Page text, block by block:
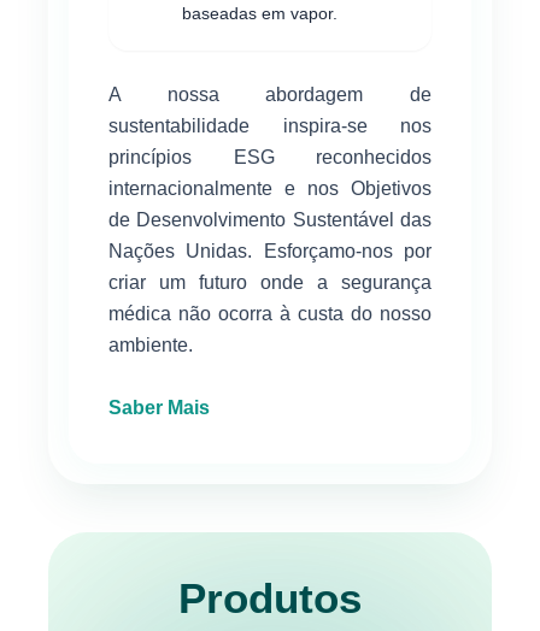
baseadas em vapor.
A nossa abordagem de
sustentabilidade inspira-se nos
princípios ESG reconhecidos
internacionalmente e nos Objetivos
de Desenvolvimento Sustentável das
Nações Unidas. Esforçamo-nos por
criar um futuro onde a segurança
médica não ocorra à custa do nosso
ambiente.
Saber Mais
Produtos